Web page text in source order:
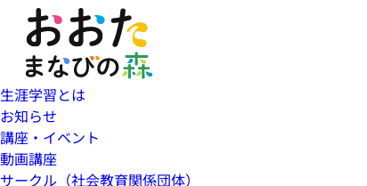
生涯学習とは
お知らせ
講座・イベント
動画講座
サークル（社会教育関係団体）